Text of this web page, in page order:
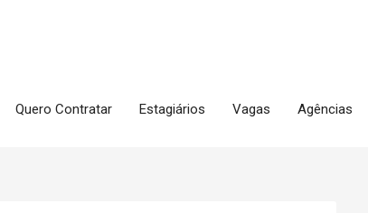
Quero Contratar Estagiários Vagas Agências